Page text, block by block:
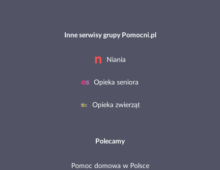
Inne serwisy grupy Pomocni.pl
Niania
Opieka seniora
Opieka zwierząt
Polecamy
Pomoc domowa w Polsce